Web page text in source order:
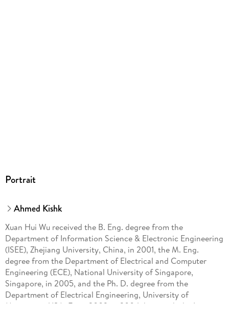
Portrait
Ahmed Kishk
Xuan Hui Wu received the B. Eng. degree from the
Department of Information Science & Electronic Engineering
(ISEE), Zhejiang University, China, in 2001, the M. Eng.
degree from the Department of Electrical and Computer
Engineering (ECE), National University of Singapore,
Singapore, in 2005, and the Ph. D. degree from the
Department of Electrical Engineering, University of
Mississippi, USA. From 2002 to 2004, he is with the Institute